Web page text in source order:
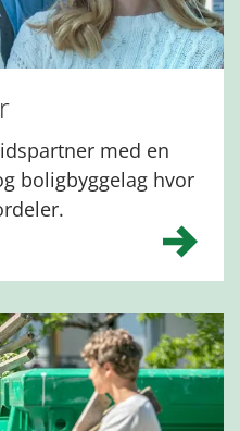
med en
boligbyggelag hvor